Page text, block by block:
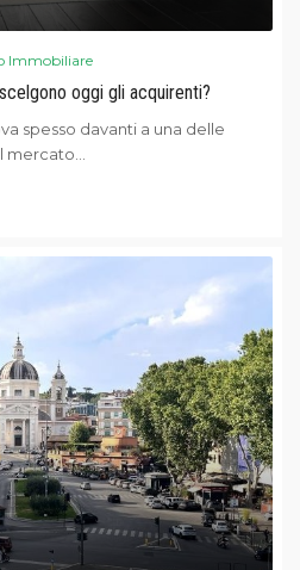
Immobiliare
oggi gli acquirenti?
spesso davanti a una delle